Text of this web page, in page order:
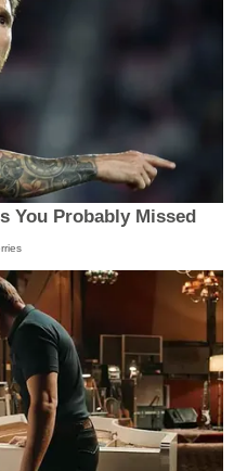
You Probably Missed